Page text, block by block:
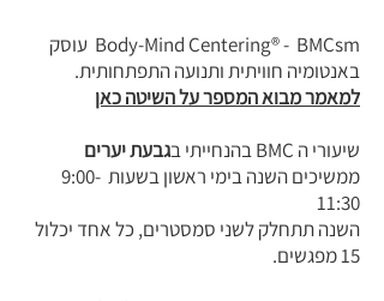
Body-Mind Centering® - BMCsm עוסק
באנטומיה חוויתית ותנועה התפתחותית.
למאמר מבוא המספר על השיטה כאן
שיעורי ה BMC בהנחייתי ב
גבעת יערים
ממשיכים השנה בימי ראשון בשעות 9:00-
11:30
השנה תתחלק לשני סמסטרים, כל אחד יכלול
15 מפגשים.